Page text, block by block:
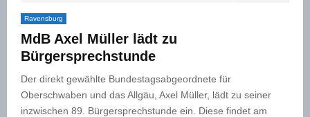
Ravensburg
MdB Axel Müller lädt zu
Bürgersprechstunde
Der direkt gewählte Bundestagsabgeordnete für
Oberschwaben und das Allgäu, Axel Müller, lädt zu seiner
inzwischen 89. Bürgersprechstunde ein. Diese findet am